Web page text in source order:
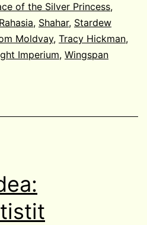
of the Silver Princess,
Rahasia, Shahar, Stardew
Moldvay, Tracy Hickman,
Imperium, Wingspan